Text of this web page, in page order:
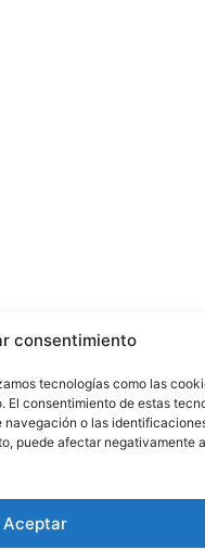
consentimiento
tecnologías como las
consentimiento de estas
o las
puede afectar negativamente
Aceptar